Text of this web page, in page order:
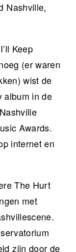
Nashville,
Keep
(er waren
wist de
album in de
Awards.
internet en
The Hurt
met
zijn door de